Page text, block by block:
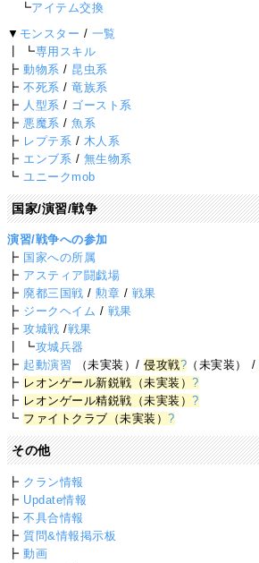
┗アイテム交換
▼ モンスター / 一覧
┃ ┗専用スキル
┣動物系 / 昆虫系
┣不死系 /竜族系
┣ 人型系 / ゴースト系
┣悪魔系 /魚系
┣ レプテ系 / 木人系
┣ エンブ系 / 無生物系
┗ユニークmob
国家/演習/戦争
演習/戦争への参加
┣ 国家への所属
┣ アスティア闘戯場
┣ 廃都三国戦 /勲章 / 戦果
┣ ジークヘイム / 戦果
┣攻城戦 /戦果
┃ ┗攻城兵器
┣ 起動演習 （未実装）/侵攻戦? （未実装） /
┣ レオンゲール新鋭戦（未実装）?
┣ レオンゲール精鋭戦（未実装）?
┗ ファイトクラブ（未実装）?
その他
┣ クラン情報
┣ Update情報
┣不具合情報
┣質問&情報掲示板
┣動画